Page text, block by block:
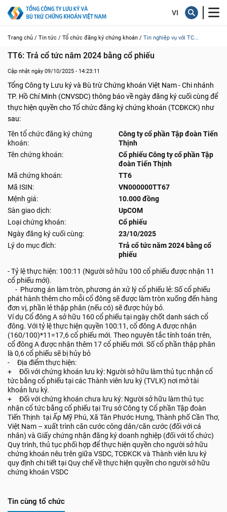
Trang chủ / Tin tức / Tổ chức đăng ký chứng khoán / Tin nghiệp vụ với TC...
TT6: Trả cổ tức năm 2024 bằng cổ phiếu
Cập nhật ngày 09/10/2025 - 14:23:11
Tổng Công ty Lưu ký và Bù trừ Chứng khoán Việt Nam - Chi nhánh
TP. Hồ Chí Minh (CNVSDC) thông báo về ngày đăng ký cuối cùng để
thực hiện quyền cho Tổ chức đăng ký chứng khoán (TCĐKCK) như
sau:
Tên tổ chức đăng ký chứng
khoán:
Công ty cổ phần Tập đoàn Tiến
Thịnh
Tên chứng khoán:
Cổ phiếu Công ty cổ phần Tập
đoàn Tiến Thịnh
Mã chứng khoán:
TT6
Mã ISIN:
VN000000TT67
Mệnh giá:
10.000 đồng
Sàn giao dịch:
UpCOM
Loại chứng khoán:
Cổ phiếu
Ngày đăng ký cuối cùng:
23/10/2025
Lý do mục đích:
Trả cổ tức năm 2024 bằng cổ
phiếu
- Tỷ lệ thực hiện: 100:11 (Người sở hữu 100 cổ phiếu được nhận 11
cổ phiếu mới).
- Phương án làm tròn, phương án xử lý cổ phiếu lẻ: Số cổ phiếu
phát hành thêm cho mỗi cổ đông sẽ được làm tròn xuống đến hàng
đơn vị, phần lẻ thập phân (nếu có) sẽ được hủy bỏ.
Ví dụ Cổ đông A sở hữu 160 cổ phiếu tại ngày chốt danh sách cổ
đông. Với tỷ lệ thực hiện quyền 100:11, cổ đông A được nhận
(160/100)*11=17,6 cổ phiếu mới. Theo nguyên tắc tính toán trên,
cổ đông A được nhận thêm 17 cổ phiếu mới. Số cổ phần thập phân
là 0,6 cổ phiếu sẽ bị hủy bỏ
- Địa điểm thực hiện:
+ Đối với chứng khoán lưu ký: Người sở hữu làm thủ tục nhận cổ
tức bằng cổ phiếu tại các Thành viên lưu ký (TVLK) nơi mở tài
khoản lưu ký.
+ Đối với chứng khoán chưa lưu ký: Người sở hữu làm thủ tục
nhận cổ tức bằng cổ phiếu tại Trụ sở Công ty Cổ phần Tập đoàn
Tiến Thịnh tại Ấp Mỹ Phú, Xã Tân Phước Hưng, Thành phố Cần Thơ,
Việt Nam – xuất trình căn cước công dân/căn cước (đối với cá
nhân) và Giấy chứng nhận đăng ký doanh nghiệp (đối với tổ chức)
Quy trình, thủ tục phối hợp để thực hiện quyền cho người sở hữu
chứng khoán nêu trên giữa VSDC, TCĐKCK và Thành viên lưu ký
quy định chi tiết tại Quy chế về thực hiện quyền cho người sở hữu
chứng khoán VSDC
Tin cùng tổ chức